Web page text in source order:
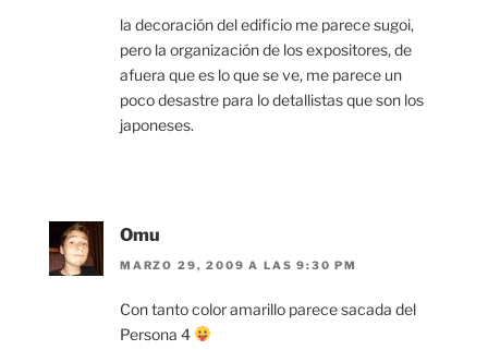
la decoración del edificio me parece sugoi,
pero la organización de los expositores, de
afuera que es lo que se ve, me parece un
poco desastre para lo detallistas que son los
japoneses.
Omu
MARZO 29, 2009 A LAS 9:30 PM
Con tanto color amarillo parece sacada del
Persona 4